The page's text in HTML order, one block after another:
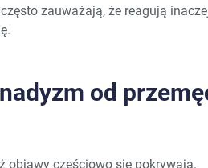
zauważają, że reagują
od
objawy częściowo się pokrywają.